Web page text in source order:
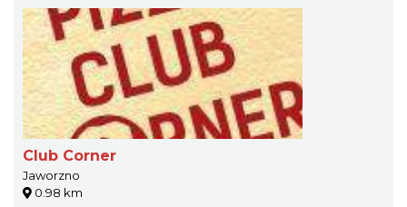
Club Corner
Jaworzno
0.98 km